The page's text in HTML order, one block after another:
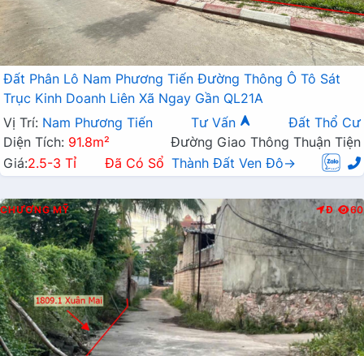
Đất Phân Lô Nam Phương Tiến Đường Thông Ô Tô Sát
Trục Kinh Doanh Liên Xã Ngay Gần QL21A
Vị Trí: Nam Phương Tiến Tư Vấn
Đất Thổ Cư
Diện Tích: 91.8m²
Đường Giao Thông Thuận Tiện
Giá:2.5-3 Tỉ Đã Có Sổ Thành Đất Ven Đô→
CHƯƠNG MỸ Đ 60